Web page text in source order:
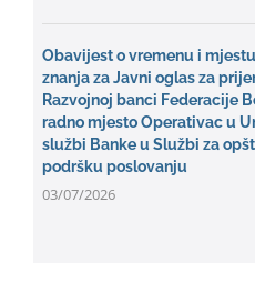
Obavijest o vremenu i
znanja za Javni oglas za
Razvojnoj banci Federacije
radno mjesto Operativac u
službi Banke u Službi za
podršku poslovanju
03/07/2026